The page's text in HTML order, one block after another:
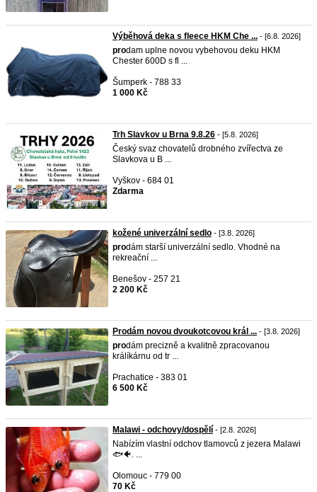
Výběhová deka s fleece HKM Che ... - [6.8. 2026]
prodam uplne novou vybehovou deku HKM
Chester 600D s fl ...
Šumperk - 788 33
1 000 Kč
Trh Slavkov u Brna 9.8.26 - [5.8. 2026]
Český svaz chovatelů drobného zvířectva ze
Slavkova u B ...
Vyškov - 684 01
Zdarma
kožené univerzální sedlo - [3.8. 2026]
prodám starší univerzální sedlo. Vhodné na
rekreační ...
Benešov - 257 21
2 200 Kč
Prodám novou dvoukotcovou král ... - [3.8. 2026]
prodám precizně a kvalitně zpracovanou
králíkárnu od tr ...
Prachatice - 383 01
6 500 Kč
Malawi - odchovy/dospělí - [2.8. 2026]
Nabízím vlastní odchov tlamovců z jezera Malawi
🐟🐠. ...
Olomouc - 779 00
70 Kč